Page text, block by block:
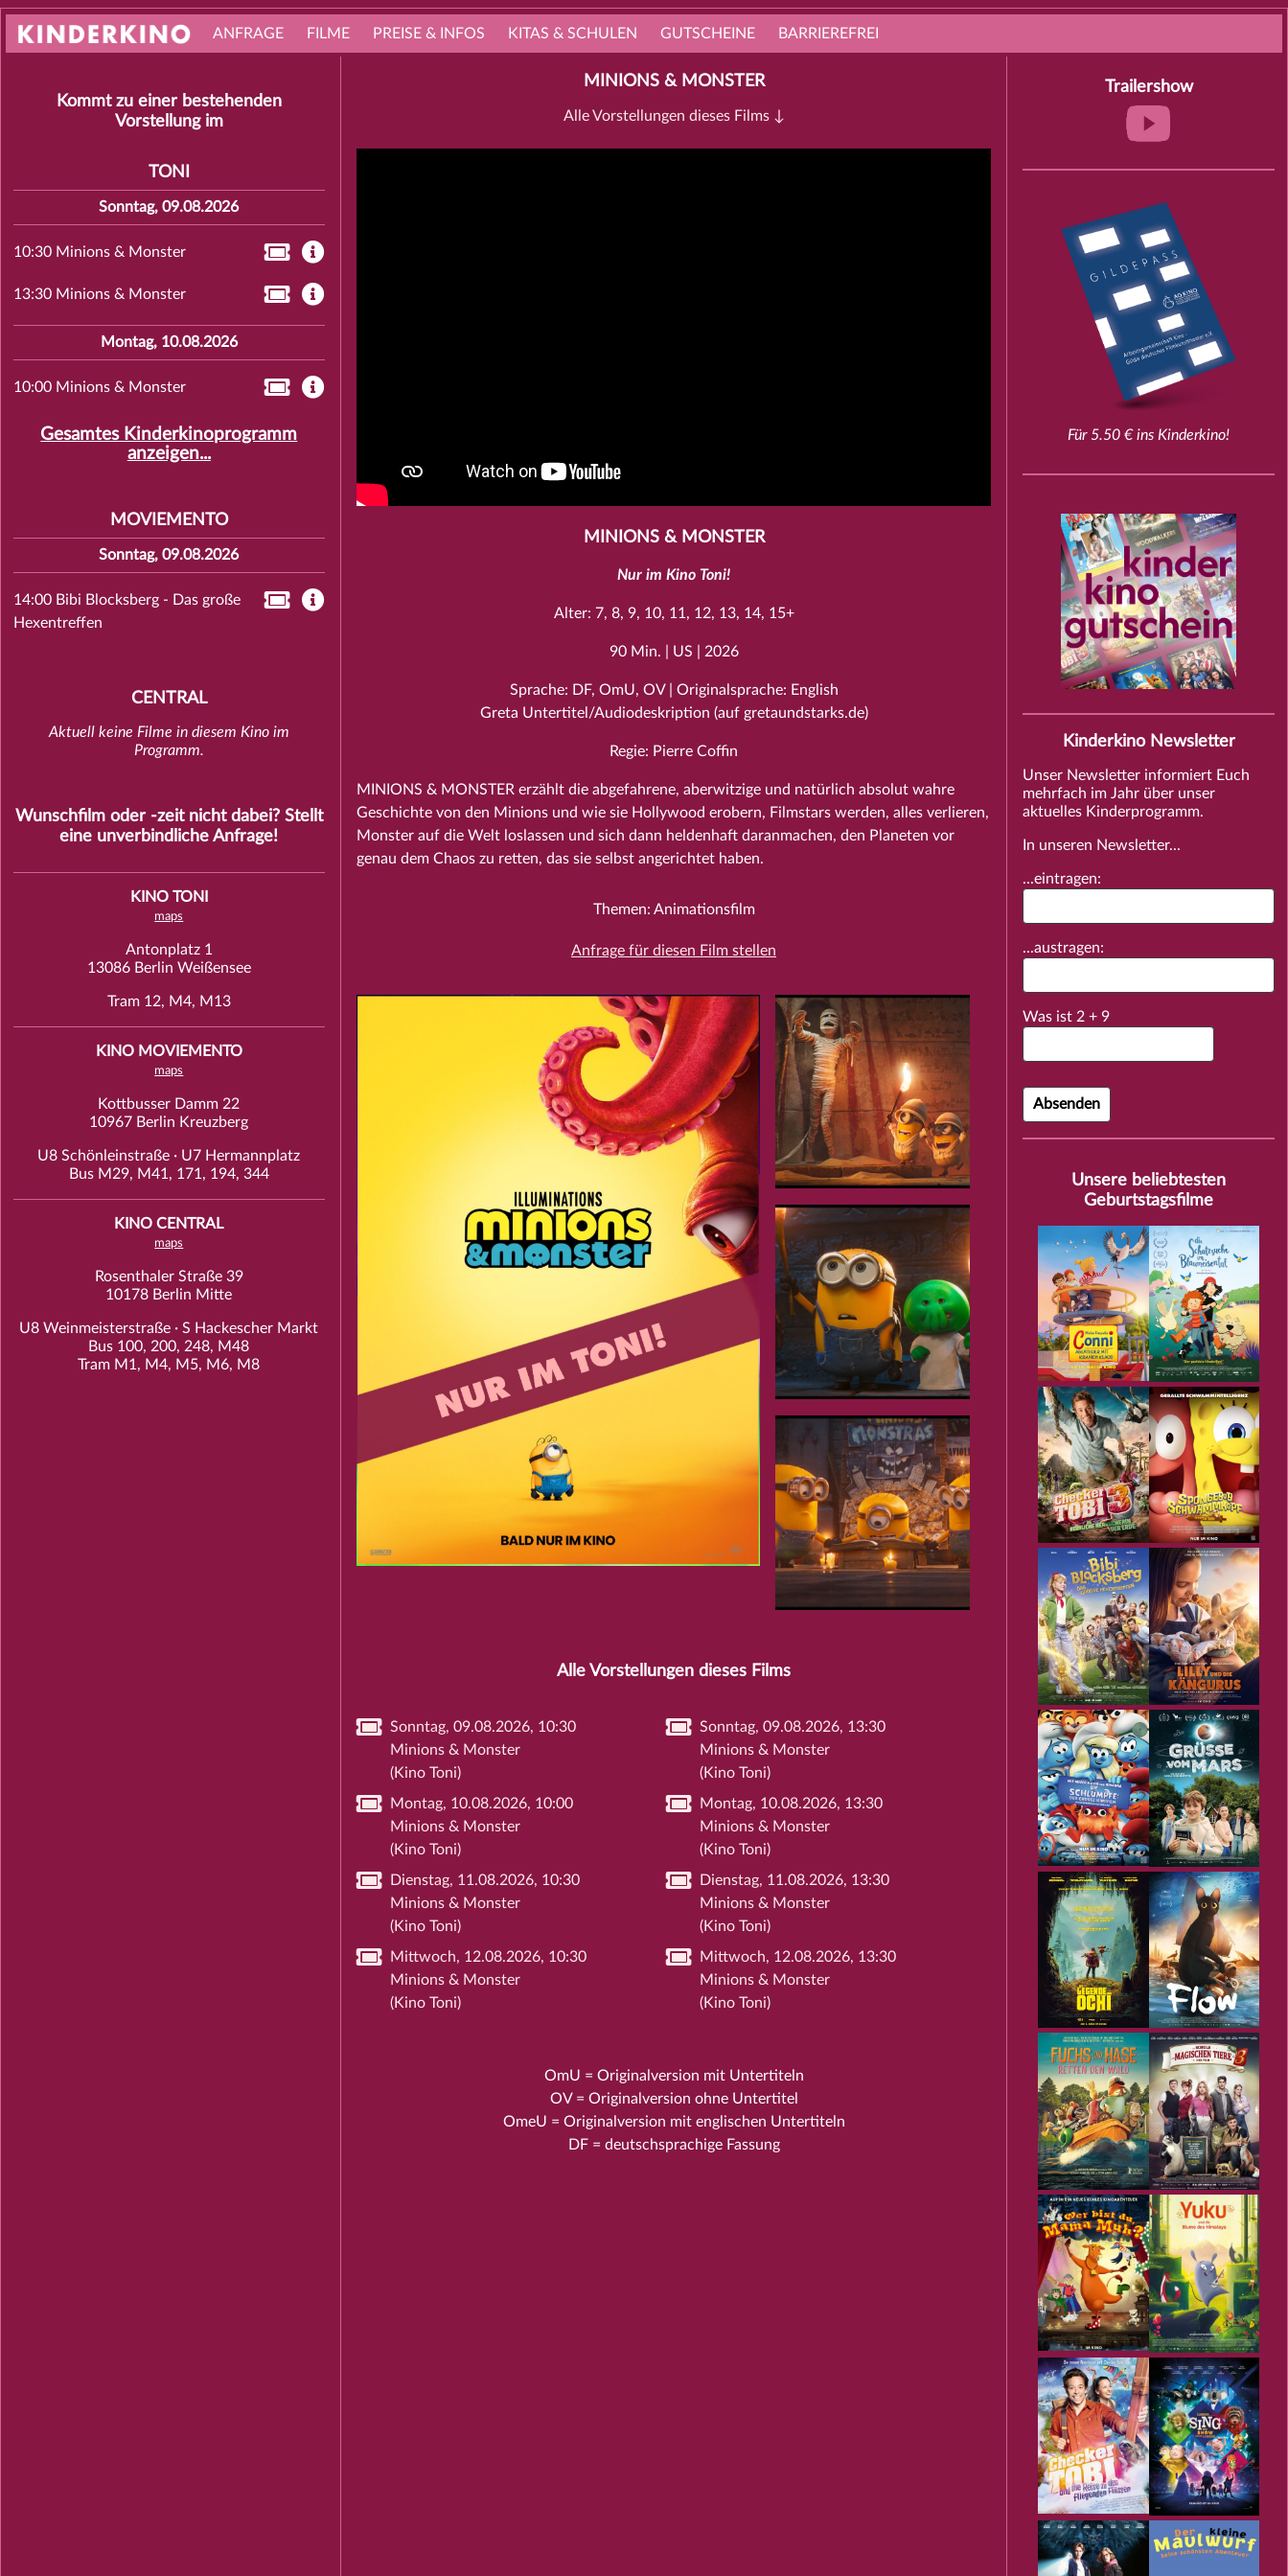
ANFRAGE FILME PREISE & INFOS KITAS & SCHULEN GUTSCHEINE BARRIEREFREI
MINIONS & MONSTER
Alle Vorstellungen dieses Films ↓
MINIONS & MONSTER
Nur im Kino Toni!
Alter: 7, 8, 9, 10, 11, 12, 13, 14, 15+
90 Min. | US | 2026
Sprache: DF, OmU, OV | Originalsprache: English
Greta Untertitel/Audiodeskription (auf gretaundstarks.de)
Regie: Pierre Coffin
MINIONS & MONSTER erzählt die abgefahrene, aberwitzige und natürlich absolut wahre
Geschichte von den Minions und wie sie Hollywood erobern, Filmstars werden, alles verlieren,
Monster auf die Welt loslassen und sich dann heldenhaft daranmachen, den Planeten vor
genau dem Chaos zu retten, das sie selbst angerichtet haben.
Themen: Animationsfilm
Anfrage für diesen Film stellen
Alle Vorstellungen dieses Films
Sonntag, 09.08.2026, 10:30
Minions & Monster
(Kino Toni)
Sonntag, 09.08.2026, 13:30
Minions & Monster
(Kino Toni)
Montag, 10.08.2026, 10:00
Minions & Monster
(Kino Toni)
Montag, 10.08.2026, 13:30
Minions & Monster
(Kino Toni)
Dienstag, 11.08.2026, 10:30
Minions & Monster
(Kino Toni)
Dienstag, 11.08.2026, 13:30
Minions & Monster
(Kino Toni)
Mittwoch, 12.08.2026, 10:30
Minions & Monster
(Kino Toni)
Mittwoch, 12.08.2026, 13:30
Minions & Monster
(Kino Toni)
OmU = Originalversion mit Untertiteln
OV = Originalversion ohne Untertitel
OmeU = Originalversion mit englischen Untertiteln
DF = deutschsprachige Fassung
Kommt zu einer bestehenden
Vorstellung im
TONI
Sonntag, 09.08.2026
10:30 Minions & Monster
13:30 Minions & Monster
Montag, 10.08.2026
10:00 Minions & Monster
Gesamtes Kinderkinoprogramm
anzeigen...
MOVIEMENTO
Sonntag, 09.08.2026
14:00 Bibi Blocksberg - Das große
Hexentreffen
CENTRAL
Aktuell keine Filme in diesem Kino im
Programm.
Wunschfilm oder -zeit nicht dabei? Stellt
eine unverbindlicheAnfrage!
KINO TONI
maps
Antonplatz 1
13086 Berlin Weißensee
Tram 12, M4, M13
KINO MOVIEMENTO
maps
Kottbusser Damm 22
10967 Berlin Kreuzberg
U8 Schönleinstraße · U7 Hermannplatz
Bus M29, M41, 171, 194, 344
KINO CENTRAL
maps
Rosenthaler Straße 39
10178 Berlin Mitte
U8 Weinmeisterstraße · S Hackescher Markt
Bus 100, 200, 248, M48
Tram M1, M4, M5, M6, M8
Trailershow
Für 5.50 € ins Kinderkino!
Kinderkino Newsletter
Unser Newsletter informiert Euch
mehrfach im Jahr über unser
aktuelles Kinderprogramm.
In unseren Newsletter...
...eintragen:
...austragen:
Was ist 2 + 9
Unsere beliebtesten
Geburtstagsfilme